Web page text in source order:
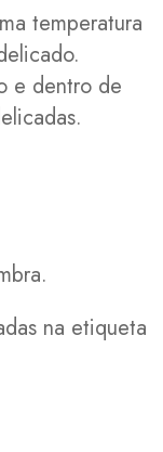
temperatura
e dentro de
na etiqueta